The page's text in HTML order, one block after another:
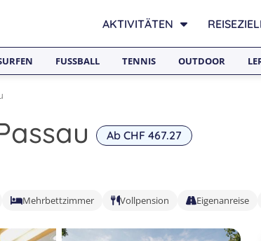
AKTIVITÄTEN
FUSSBALL TENNIS OUTDOOR
Ab CHF 467.27
Mehrbettzimmer Vollpension Eigenanreise